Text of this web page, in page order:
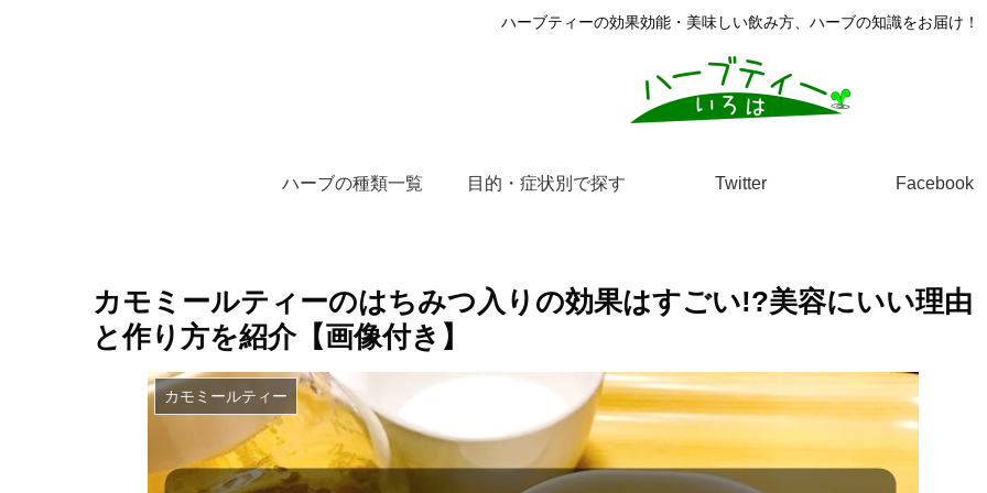
ハーブティーの効果効能・美味しい飲み方、ハーブの知識をお届け！
ハーブの種類一覧 目的・症状別で探す Twitter Facebook
カモミールティーのはちみつ入りの効果はすごい!?美容にいい理由
と作り方を紹介【画像付き】
カモミールティー